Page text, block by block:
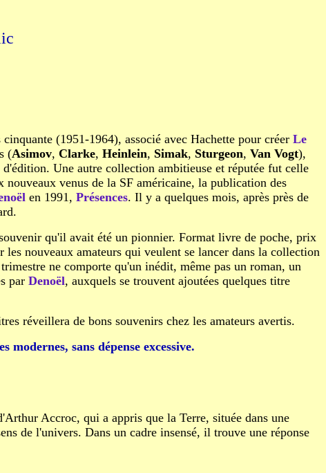
(1951-1964), associé avec Hachette pour créer Le
(Asimov, Clarke, Heinlein, Simak, Sturgeon, Van Vogt),
Une autre collection ambitieuse et réputée fut celle
venus de la SF américaine, la publication des
en 1991, Présences. Il y a quelques mois, après près de
qu'il avait été un pionnier. Format livre de poche, prix
nouveaux amateurs qui veulent se lancer dans la collection
ne comporte qu'un inédit, même pas un roman, un
par Denoël, auxquels se trouvent ajoutées quelques titre
réveillera de bons souvenirs chez les amateurs avertis.
sans dépense excessive.
Accroc, qui a appris que la Terre, située dans une
de l'univers. Dans un cadre insensé, il trouve une réponse